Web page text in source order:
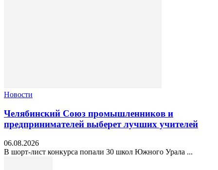
Новости
Челябинский Союз промышленников и
предпринимателей выберет лучших учителей
06.08.2026
В шорт‑лист конкурса попали 30 школ Южного Урала ...